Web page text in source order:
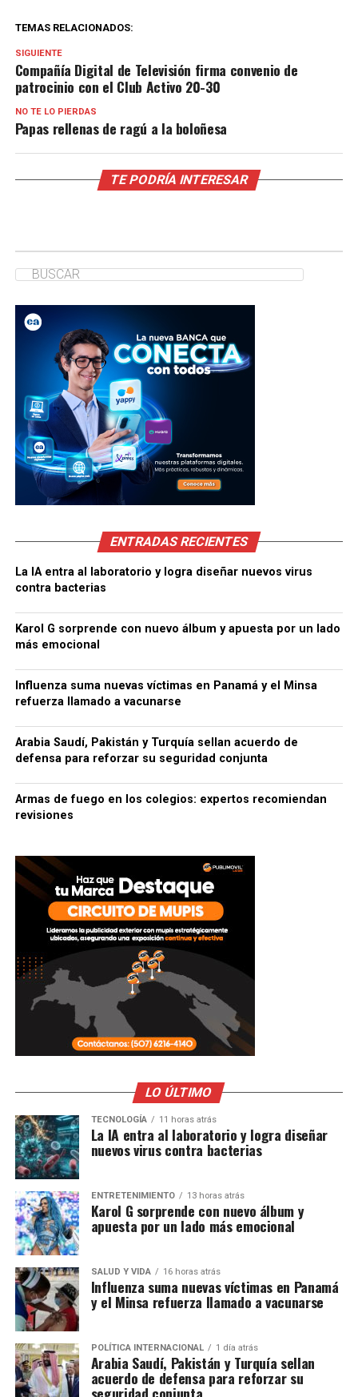
TEMAS RELACIONADOS:
SIGUIENTE
Compañía Digital de Televisión firma convenio de
patrocinio con el Club Activo 20-30
NO TE LO PIERDAS
Papas rellenas de ragú a la boloñesa
TE PODRÍA INTERESAR
ENTRADAS RECIENTES
La IA entra al laboratorio y logra diseñar nuevos virus
contra bacterias
Karol G sorprende con nuevo álbum y apuesta por un lado
más emocional
Influenza suma nuevas víctimas en Panamá y el Minsa
refuerza llamado a vacunarse
Arabia Saudí, Pakistán y Turquía sellan acuerdo de
defensa para reforzar su seguridad conjunta
Armas de fuego en los colegios: expertos recomiendan
revisiones
LO ÚLTIMO
TECNOLOGÍA 11 horas atrás
La IA entra al laboratorio y logra diseñar
nuevos virus contra bacterias
ENTRETENIMIENTO 13 horas atrás
Karol G sorprende con nuevo álbum y
apuesta por un lado más emocional
SALUD Y VIDA 16 horas atrás
Influenza suma nuevas víctimas en Panamá
y el Minsa refuerza llamado a vacunarse
POLÍTICA INTERNACIONAL 1 día atrás
Arabia Saudí, Pakistán y Turquía sellan
acuerdo de defensa para reforzar su